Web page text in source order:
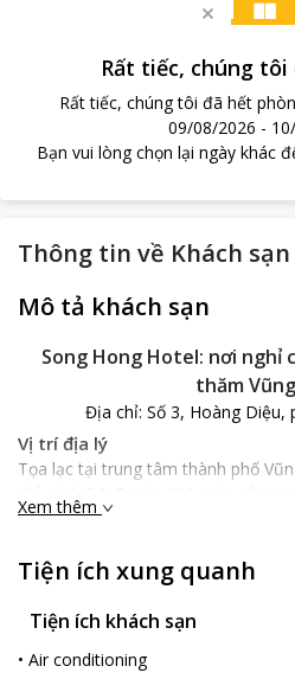
Rất tiếc, chúng
Rất tiếc, chúng tôi đã hết
09/08/2026 -
Bạn vui lòng chọn lại ngày khác
Thông tin về Khách
Mô tả khách sạn
Song Hong Hotel: nơi nghỉ
thăm
Địa chỉ: Số 3, Hoàng Diệu,
Vị trí địa lý
Tọa lạc tại trung tâm thành phố
tàu ngầm khoảng 5 phút đi taxi,
thành phố Vũng Tàu xinh đẹp.
Song Hong Hotelsẽ tạo ấn tượng
nhìn thấy lần đầu tiên đó là cảm
Xem thêm
Tiện ích xung quanh
Tiện ích khách sạn
• Air conditioning